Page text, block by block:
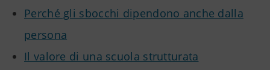
Perché gli sbocchi dipendono anche dalla
persona
Il valore di una scuola strutturata